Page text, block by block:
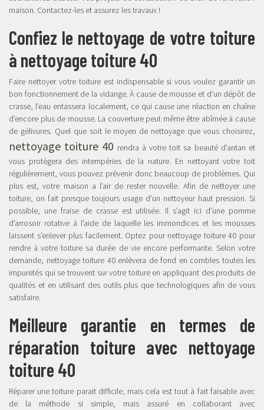
maison. Contactez-les et assurez les travaux !
Confiez le nettoyage de votre toiture
à nettoyage toiture 40
Faire nettoyer votre toiture est indispensable si vous voulez garantir un
bon fonctionnement de la vidange. À cause de mousse et d’un dépôt de
crasse, l’eau entassera localement, ce qui cause une réaction en chaîne
d’encore plus de mousse. La couverture peut même être abîmée à cause
de gélivures. Quel que soit le moyen de nettoyage que vous choisirez,
nettoyage toiture 40 rendra à votre toit sa beauté d’antan et
vous protègera des intempéries de la nature. En nettoyant votre toit
régulièrement, vous pouvez prévenir donc beaucoup de problèmes. Qui
plus est, votre maison a l’air de rester nouvelle. Afin de nettoyer une
toiture, on fait presque toujours usage d’un nettoyeur haut pression. Si
possible, une fraise de crasse est utilisée. Il s’agit ici d’une pomme
d’arrosoir rotative à l’aide de laquelle les immondices et les mousses
laissent s’enlever plus facilement. Optez pour nettoyage toiture 40 pour
rendre à votre toiture sa durée de vie encore performante. Selon votre
demande, nettoyage toiture 40 enlèvera de fond en combles toutes les
impuretés qui se trouvent sur votre toiture en appliquant des produits de
qualités et en utilisant des outils plus que technologiques afin de vous
satisfaire.
Meilleure garantie en termes de
réparation toiture avec nettoyage
toiture 40
Réparer une toiture parait difficile, mais cela est tout à fait faisable avec
de la méthode si simple, mais assuré en collaborant avec